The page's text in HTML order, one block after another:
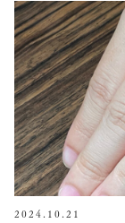
2024.10.21